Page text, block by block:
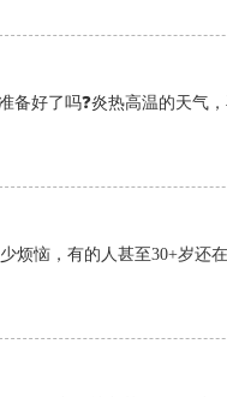
备好了吗❓炎热高温的天气
烦恼，有的人甚至30+岁还